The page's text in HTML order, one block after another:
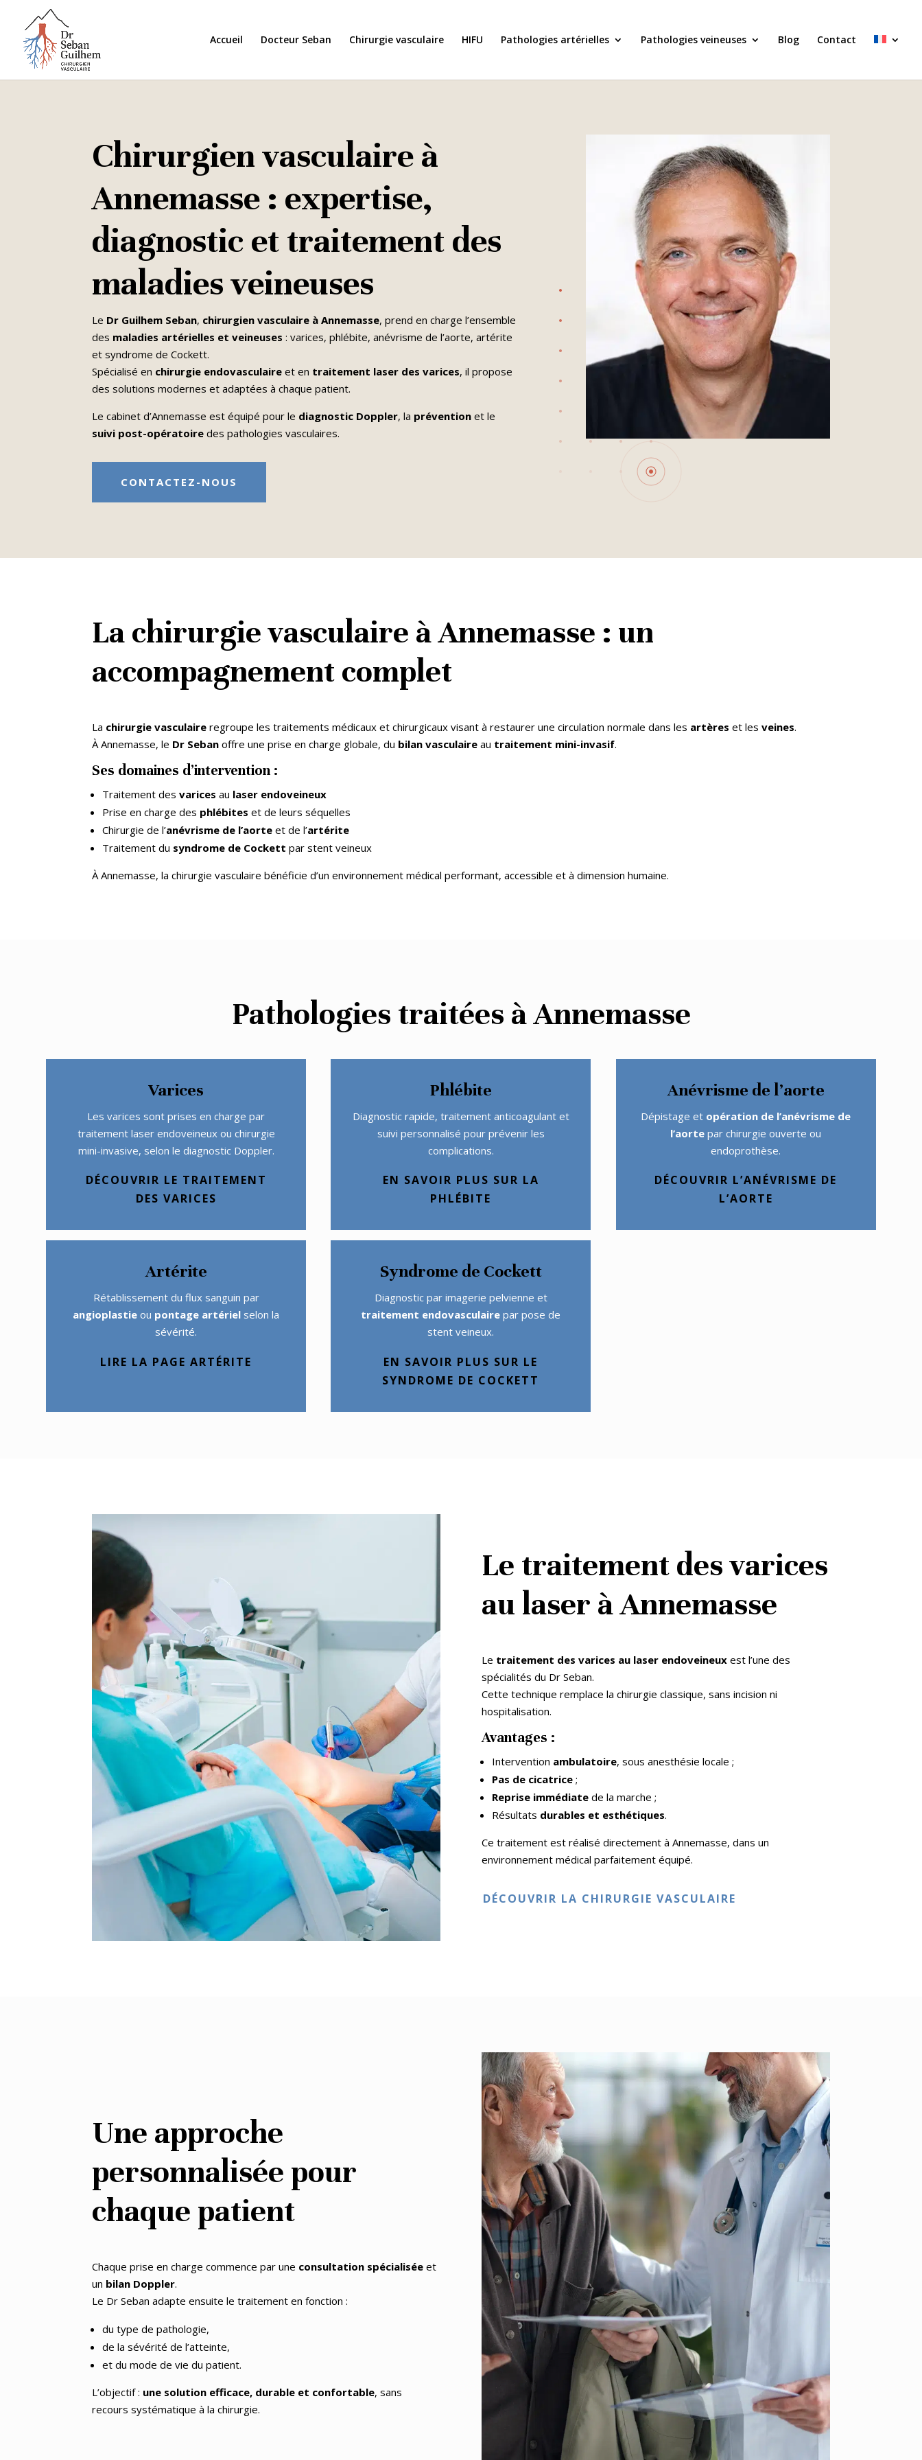
Accueil Docteur Seban Chirurgie vasculaire HIFU Pathologies artérielles Pathologies veineuses Blog Contact
Chirurgien vasculaire à
Annemasse : expertise,
diagnostic et traitement des
maladies veineuses
Le Dr Guilhem Seban, chirurgien vasculaire à Annemasse, prend en charge l’ensemble
des maladies artérielles et veineuses : varices, phlébite, anévrisme de l’aorte, artérite
et syndrome de Cockett.
Spécialisé en chirurgie endovasculaire et en traitement laser des varices, il propose
des solutions modernes et adaptées à chaque patient.
Le cabinet d’Annemasse est équipé pour le diagnostic Doppler, la prévention et le
suivi post-opératoire des pathologies vasculaires.
CONTACTEZ-NOUS
La chirurgie vasculaire à Annemasse : un
accompagnement complet
La chirurgie vasculaire regroupe les traitements médicaux et chirurgicaux visant à restaurer une circulation normale dans les artères et lesveines.
À Annemasse, le Dr Seban offre une prise en charge globale, du bilan vasculaire au traitement mini-invasif.
Ses domaines d’intervention :
Traitement desvarices au laser endoveineux
Prise en charge des phlébites et de leurs séquelles
Chirurgie de l’anévrisme de l’aorte et de l’artérite
Traitement du syndrome de Cockett par stent veineux
À Annemasse, la chirurgie vasculaire bénéficie d’un environnement médical performant, accessible et à dimension humaine.
Pathologies traitées à Annemasse
Varices
Les varices sont prises en charge par
traitement laser endoveineux ou chirurgie
mini-invasive, selon le diagnostic Doppler.
DÉCOUVRIR LE TRAITEMENT
DES VARICES
Phlébite
Diagnostic rapide, traitement anticoagulant et
suivi personnalisé pour prévenir les
complications.
EN SAVOIR PLUS SUR LA
PHLÉBITE
Anévrisme de l’aorte
Dépistage et opération de l’anévrisme de
l’aorte par chirurgie ouverte ou
endoprothèse.
DÉCOUVRIR L’ANÉVRISME DE
L’AORTE
Artérite
Rétablissement du flux sanguin par
angioplastie ou pontage artériel selon la
sévérité.
LIRE LA PAGE ARTÉRITE
Syndrome de Cockett
Diagnostic par imagerie pelvienne et
traitement endovasculaire par pose de
stent veineux.
EN SAVOIR PLUS SUR LE
SYNDROME DE COCKETT
Le traitement des varices
au laser à Annemasse
Le traitement des varices au laser endoveineuxest l’une des
spécialités du Dr Seban.
Cette technique remplace la chirurgie classique, sans incision ni
hospitalisation.
Avantages :
Intervention ambulatoire, sous anesthésie locale ;
Pas de cicatrice;
Reprise immédiatede la marche ;
Résultats durables et esthétiques.
Ce traitement est réalisé directement à Annemasse, dans un
environnement médical parfaitement équipé.
DÉCOUVRIR LA CHIRURGIE VASCULAIRE
Une approche
personnalisée pour
chaque patient
Chaque prise en charge commence par une consultation spécialisée et
un bilan Doppler.
Le Dr Seban adapte ensuite le traitement en fonction :
du type de pathologie,
de la sévérité de l’atteinte,
et du mode de vie du patient.
L’objectif : une solution efficace, durable et confortable, sans
recours systématique à la chirurgie.